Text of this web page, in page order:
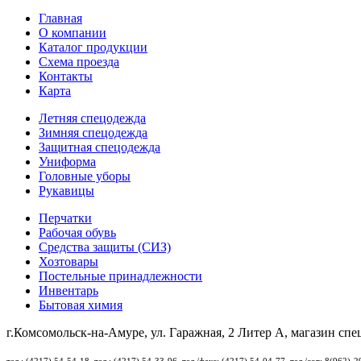
Главная
О компании
Каталог продукции
Схема проезда
Контакты
Карта
Летняя спецодежда
Зимняя спецодежда
Защитная спецодежда
Униформа
Головные уборы
Рукавицы
Перчатки
Рабочая обувь
Средства защиты (СИЗ)
Хозтовары
Постельные принадлежности
Инвентарь
Бытовая химия
г.Комсомольск-на-Амуре, ул. Гаражная, 2 Литер А, магазин